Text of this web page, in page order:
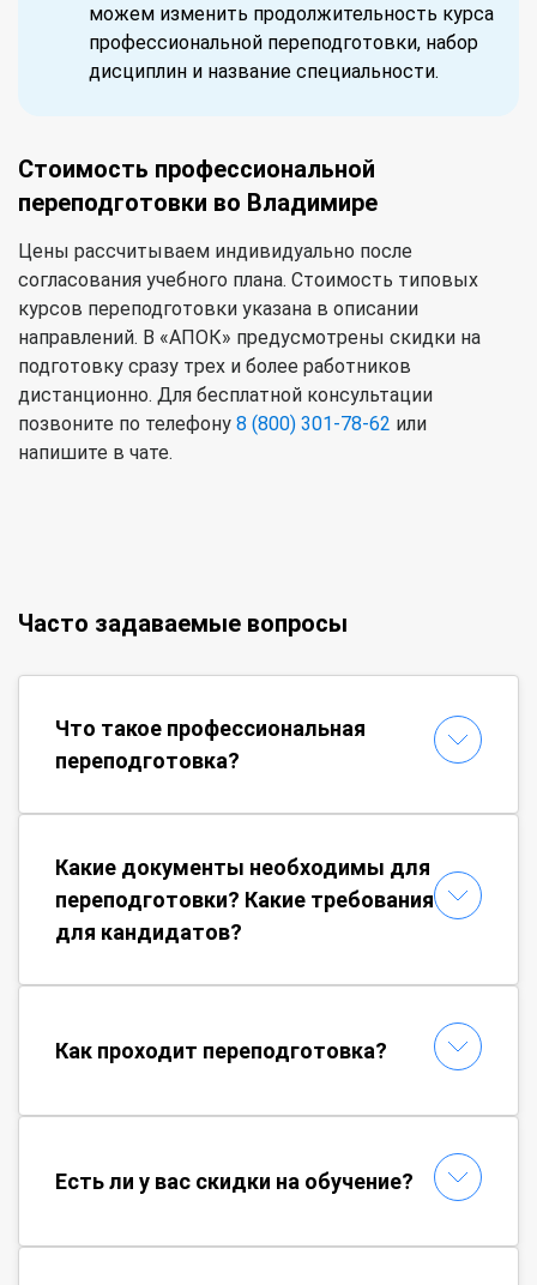
можем изменить продолжительность курса
профессиональной переподготовки, набор
дисциплин и название специальности.
Стоимость профессиональной
переподготовки во Владимире
Цены рассчитываем индивидуально после
согласования учебного плана. Стоимость типовых
курсов переподготовки указана в описании
направлений. В «АПОК» предусмотрены скидки на
подготовку сразу трех и более работников
дистанционно. Для бесплатной консультации
позвоните по телефону 8 (800) 301-78-62 или
напишите в чате.
Часто задаваемые вопросы
Что такое профессиональная
переподготовка?
Какие документы необходимы для
переподготовки? Какие требования
для кандидатов?
Как проходит переподготовка?
Есть ли у вас скидки на обучение?